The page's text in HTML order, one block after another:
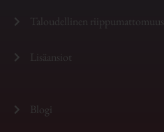
Taloudellinen riippumattomuus
Lisäansiot
Blogi